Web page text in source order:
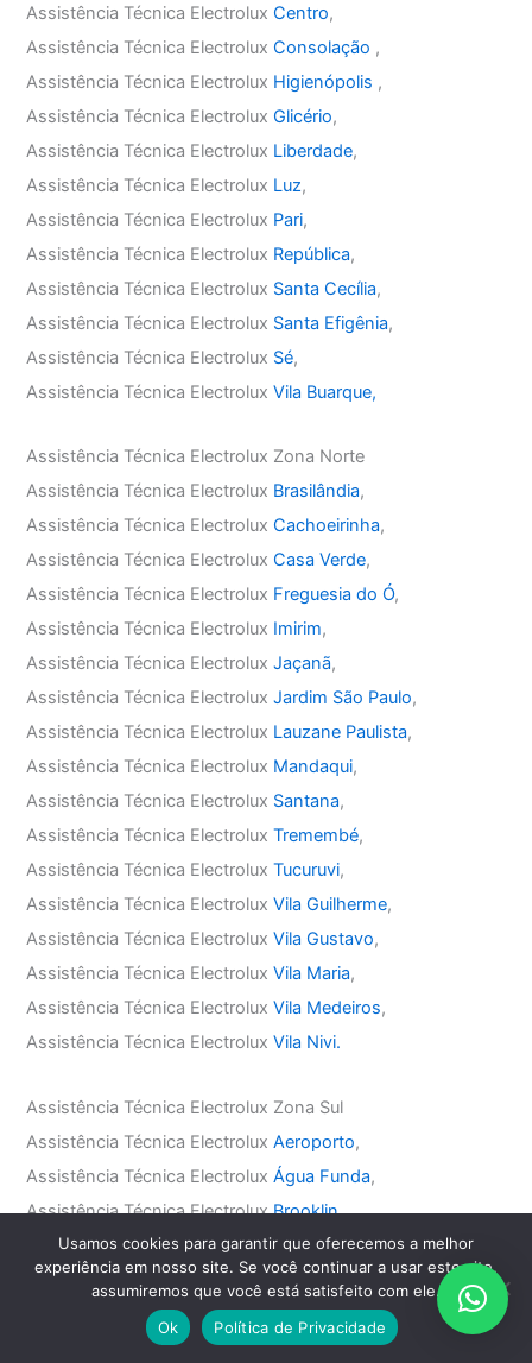
Assistência Técnica ElectroluxCentro,
Assistência Técnica ElectroluxConsolação ,
Assistência Técnica Electrolux Higienópolis ,
Assistência Técnica ElectroluxGlicério,
Assistência Técnica Electrolux Liberdade,
Assistência Técnica Electrolux Luz,
Assistência Técnica Electrolux Pari,
Assistência Técnica Electrolux República,
Assistência Técnica Electrolux Santa Cecília,
Assistência Técnica Electrolux Santa Efigênia,
Assistência Técnica Electrolux Sé,
Assistência Técnica ElectroluxVila Buarque,
Assistência Técnica Electrolux Zona Norte
Assistência Técnica Electrolux Brasilândia,
Assistência Técnica ElectroluxCachoeirinha,
Assistência Técnica ElectroluxCasa Verde,
Assistência Técnica Electrolux Freguesia do Ó,
Assistência Técnica Electrolux Imirim,
Assistência Técnica ElectroluxJaçanã,
Assistência Técnica ElectroluxJardim São Paulo,
Assistência Técnica Electrolux Lauzane Paulista,
Assistência Técnica Electrolux Mandaqui,
Assistência Técnica Electrolux Santana,
Assistência Técnica ElectroluxTremembé,
Assistência Técnica ElectroluxTucuruvi,
Assistência Técnica ElectroluxVila Guilherme,
Assistência Técnica ElectroluxVila Gustavo,
Assistência Técnica ElectroluxVila Maria,
Assistência Técnica ElectroluxVila Medeiros,
Assistência Técnica ElectroluxVila Nivi.
Assistência Técnica Electrolux Zona Sul
Assistência Técnica ElectroluxAeroporto,
Assistência Técnica ElectroluxÁgua Funda,
Assistência Técnica ElectroluxBrooklin,
Assistência Técnica ElectroluxCampo Belo,
Assistência Técnica ElectroluxCampo Grande,
Assistência Técnica ElectroluxCidade Jardim,
Assistência Técnica ElectroluxIbirapuera,
Usamos cookies para garantir que oferecemos a melhor
experiência em nosso site. Se você continuar a usar este site,
assumiremos que você está satisfeito com ele.
Ok
Política de Privacidade